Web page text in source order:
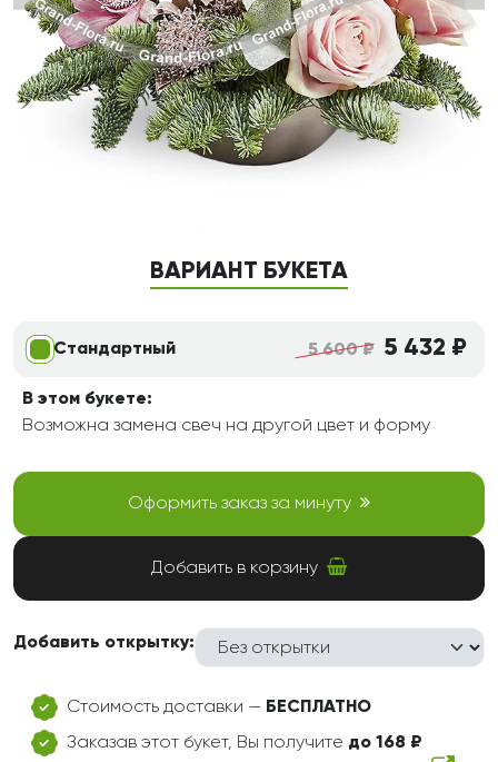
ВАРИАНТ БУКЕТА
Стандартный 5 600 ₽ 5 432 ₽
В этом букете:
Возможна замена свеч на другой цвет и форму
Оформить заказ за минуту
Добавить в корзину
Добавить открытку:
Стоимость доставки — БЕСПЛАТНО
Заказав этот букет, Вы получите до 168 ₽